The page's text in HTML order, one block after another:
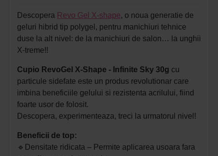
Descopera Revo Gel X-shape, o noua generatie de
geluri hibrid tip polygel, pentru manichiuri tehnice
duse la alt nivel: de la manichiuri de salon… la unghii
X-treme!!
Cupio RevoGel X-Shape - Infinite Sky 30g cu
particule sidefate este un produs revolutionar care
imbina beneficiile gelului si rezistenta acrilului, fiind
foarte usor de folosit.
Descopera, experimenteaza, treci la urmatorul nivel!
Beneficii de top:
🔹 Densitate ridicata – Permite aplicarea usoara fara